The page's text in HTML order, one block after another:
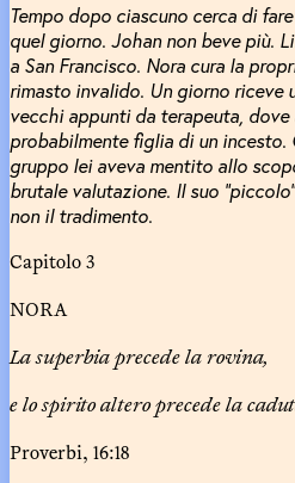
Tempo dopo ciascuno cerca di
quel giorno. Johan non beve più.
a San Francisco. Nora cura la
rimasto invalido. Un giorno riceve
vecchi appunti da terapeuta,
probabilmente figlia di un incesto.
gruppo lei aveva mentito allo
brutale valutazione. Il suo
non il tradimento.
Capitolo 3
NORA
La superbia precede la rovina,
e lo spirito altero precede la
Proverbi, 16:18